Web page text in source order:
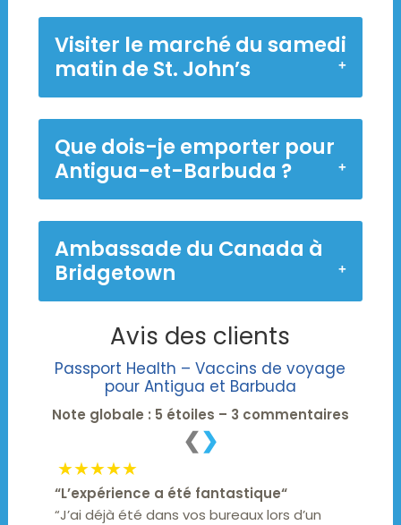
Visiter le marché du samedi
matin de St. John’s
Que dois-je emporter pour
Antigua-et-Barbuda ?
Ambassade du Canada à
Bridgetown
Avis des clients
Passport Health – Vaccins de voyage
pour Antigua et Barbuda
Note globale : 5 étoiles – 3 commentaires
❮❯
★★★★★
“L’expérience a été fantastique“
“J’ai déjà été dans vos bureaux lors d’un